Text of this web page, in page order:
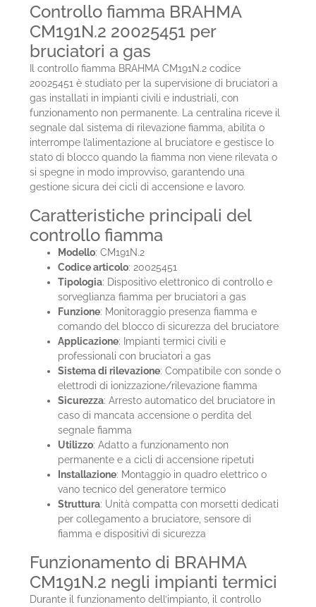
Controllo fiamma BRAHMA
CM191N.2 20025451 per
bruciatori a gas
Il controllo fiamma BRAHMA CM191N.2 codice
20025451 è studiato per la supervisione di bruciatori a
gas installati in impianti civili e industriali, con
funzionamento non permanente. La centralina riceve il
segnale dal sistema di rilevazione fiamma, abilita o
interrompe l’alimentazione al bruciatore e gestisce lo
stato di blocco quando la fiamma non viene rilevata o
si spegne in modo improvviso, garantendo una
gestione sicura dei cicli di accensione e lavoro.
Caratteristiche principali del
controllo fiamma
Modello: CM191N.2
Codice articolo: 20025451
Tipologia: Dispositivo elettronico di controllo e
sorveglianza fiamma per bruciatori a gas
Funzione: Monitoraggio presenza fiamma e
comando del blocco di sicurezza del bruciatore
Applicazione: Impianti termici civili e
professionali con bruciatori a gas
Sistema di rilevazione: Compatibile con sonde o
elettrodi di ionizzazione/rilevazione fiamma
Sicurezza: Arresto automatico del bruciatore in
caso di mancata accensione o perdita del
segnale fiamma
Utilizzo: Adatto a funzionamento non
permanente e a cicli di accensione ripetuti
Installazione: Montaggio in quadro elettrico o
vano tecnico del generatore termico
Struttura: Unità compatta con morsetti dedicati
per collegamento a bruciatore, sensore di
fiamma e dispositivi di sicurezza
Funzionamento di BRAHMA
CM191N.2 negli impianti termici
Durante il funzionamento dell’impianto, il controllo